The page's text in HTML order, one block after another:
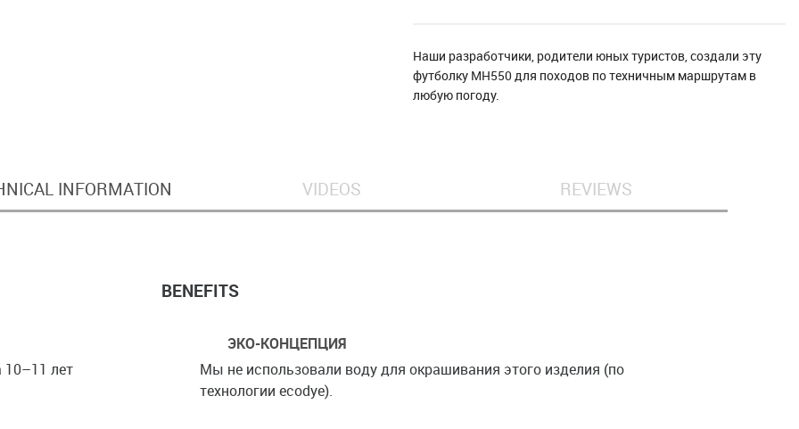
Наши разработчики, родители юных туристов, создали эту
футболку MH550 для походов по техничным маршрутам в
любую погоду.
INFORMATION VIDEOS REVIEWS
BENEFITS
лет
ЭКО-КОНЦЕПЦИЯ
Мы не использовали воду для окрашивания этого изделия (по
технологии ecodye).